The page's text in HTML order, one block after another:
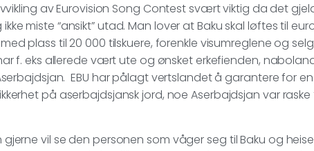
av Eurovision Song Contest svært viktig da det
miste “ansikt” utad. Man lover at Baku skal løftes til
plass til 20 000 tilskuere, forenkle visumreglene og
f. eks allerede vært ute og ønsket erkefienden,
EBU har pålagt vertslandet å garantere for en
på aserbajdsjansk jord, noe Aserbajdsjan var raske
vil se den personen som våger seg til Baku og